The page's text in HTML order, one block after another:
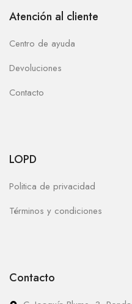
Atención al cliente
Centro de ayuda
Devoluciones
Contacto
LOPD
Politica de privacidad
Términos y condiciones
Contacto